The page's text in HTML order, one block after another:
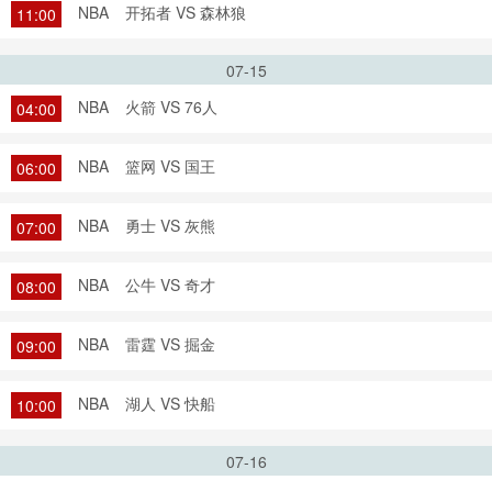
11:00 NBA 开拓者 VS 森林狼
07-15
04:00
NBA 火箭 VS 76人
06:00 NBA 篮网 VS 国王
07:00 NBA 勇士 VS 灰熊
08:00 NBA 公牛 VS 奇才
09:00 NBA 雷霆 VS 掘金
10:00 NBA 湖人 VS 快船
07-16